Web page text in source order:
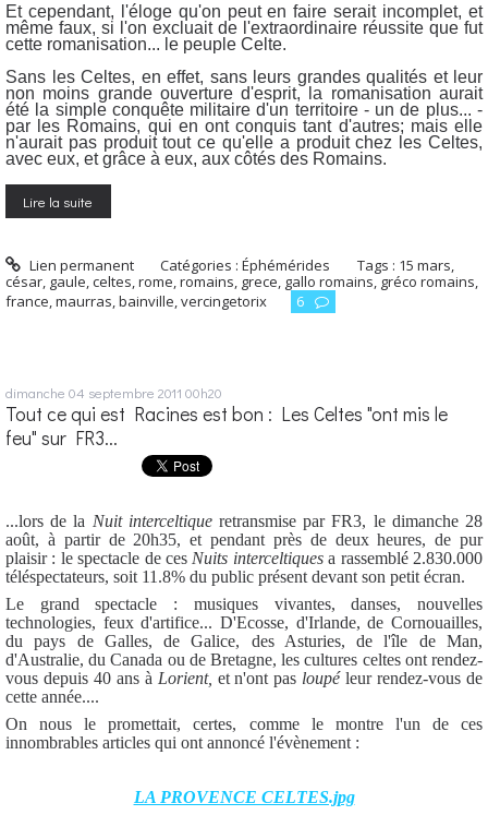
Et cependant, l'éloge qu'on peut en faire serait incomplet, et
même faux, si l'on excluait de l'extraordinaire réussite que fut
cette romanisation... le peuple Celte.
Sans les Celtes, en effet, sans leurs grandes qualités et leur
non moins grande ouverture d'esprit, la romanisation aurait
été la simple conquête militaire d'un territoire - un de plus... -
par les Romains, qui en ont conquis tant d'autres; mais elle
n'aurait pas produit tout ce qu'elle a produit chez les Celtes,
avec eux, et grâce à eux, aux côtés des Romains.
Lire la suite
Lien permanent Catégories :Éphémérides Tags : 15 mars,
césar, gaule,celtes,rome,romains, grece, gallo romains, gréco romains,
france,maurras,bainville,vercingetorix 6
dimanche 04 septembre 2011 00h20
Tout ce qui est Racines est bon : Les Celtes "ont mis le
feu" sur FR3...
...lors de la Nuit interceltiqueretransmise par FR3, le dimanche 28
août, à partir de 20h35, et pendant près de deux heures, de pur
plaisir : le spectacle de ces Nuits interceltiquesa rassemblé 2.830.000
téléspectateurs, soit 11.8% du public présent devant son petit écran.
Le grand spectacle : musiques vivantes, danses, nouvelles
technologies, feux d'artifice... D'Ecosse, d'Irlande, de Cornouailles,
du pays de Galles, de Galice, des Asturies, de l'île de Man,
d'Australie, du Canada ou de Bretagne, les cultures celtes ont rendez-
vous depuis 40 ans à Lorient, et n'ont pas loupéleur rendez-vous de
cette année....
On nous le promettait, certes, comme le montre l'un de ces
innombrables articles qui ont annoncé l'évènement :
LA PROVENCE CELTES.jpg